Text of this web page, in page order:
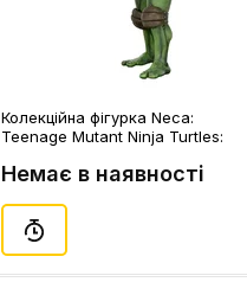
Колекційна фігурка Neca:
Teenage Mutant Ninja Turtles:
Немає в наявності